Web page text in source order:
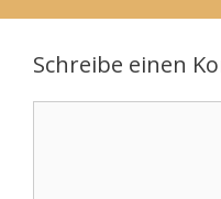
Schreibe einen